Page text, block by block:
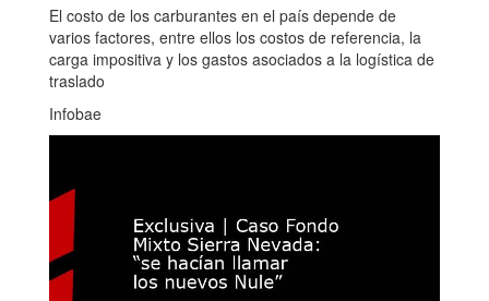
El costo de los carburantes en el país depende de
varios factores, entre ellos los costos de referencia, la
carga impositiva y los gastos asociados a la logística de
traslado
Infobae